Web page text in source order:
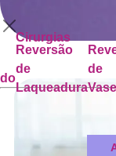
Cirurgias
Reversão
de
Laqueadura
de